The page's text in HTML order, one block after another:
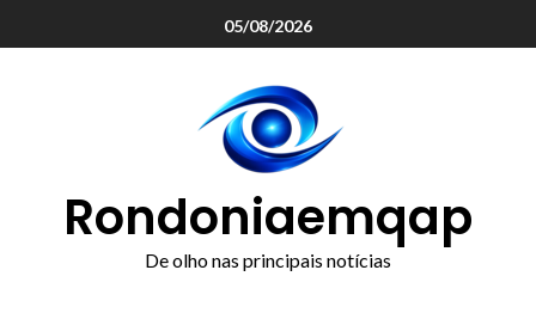
05/08/2026
Rondoniaemqap
De olho nas principais notícias